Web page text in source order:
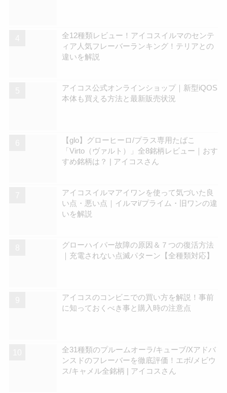
全12種類レビュー！アイコスイルマのセンテ
ィア人気フレーバーランキング！テリアとの
違いを解説
アイコス公式オンラインショップ｜新型iQOS
本体も買える方法と最新販売状況
【glo】グローヒーロ/プラス専用たばこ
「Virto（ヴァルト）」全8銘柄レビュー｜おす
すめ銘柄は？ | アイコスさん
アイコスイルマアイワンを使って気づいた良
い点・悪い点｜イルマi/プライム・旧ワンの違
いを解説
グローハイパー故障の原因＆７つの復活方法
｜充電されない点滅パターン【全種類対応】
アイコスのコンビニでの買い方を解説！事前
に知っておくべき事と購入時の注意点
全31種類のプルームオーラ/キューブ/Xアドバ
ンスドのフレーバーを徹底評価！エボ/メビウ
ス/キャメル全銘柄 | アイコスさん